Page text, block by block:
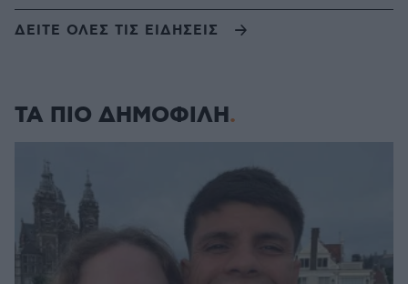
ΔΕΙΤΕ ΟΛΕΣ ΤΙΣ ΕΙΔΗΣΕΙΣ
ΤΑ ΠΙΟ ΔΗΜΟΦΙΛΗ